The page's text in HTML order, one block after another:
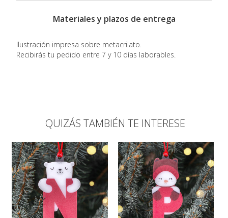
Materiales y plazos de entrega
Ilustración impresa sobre metacrilato.
Recibirás tu pedido entre 7 y 10 días laborables.
QUIZÁS TAMBIÉN TE INTERESE